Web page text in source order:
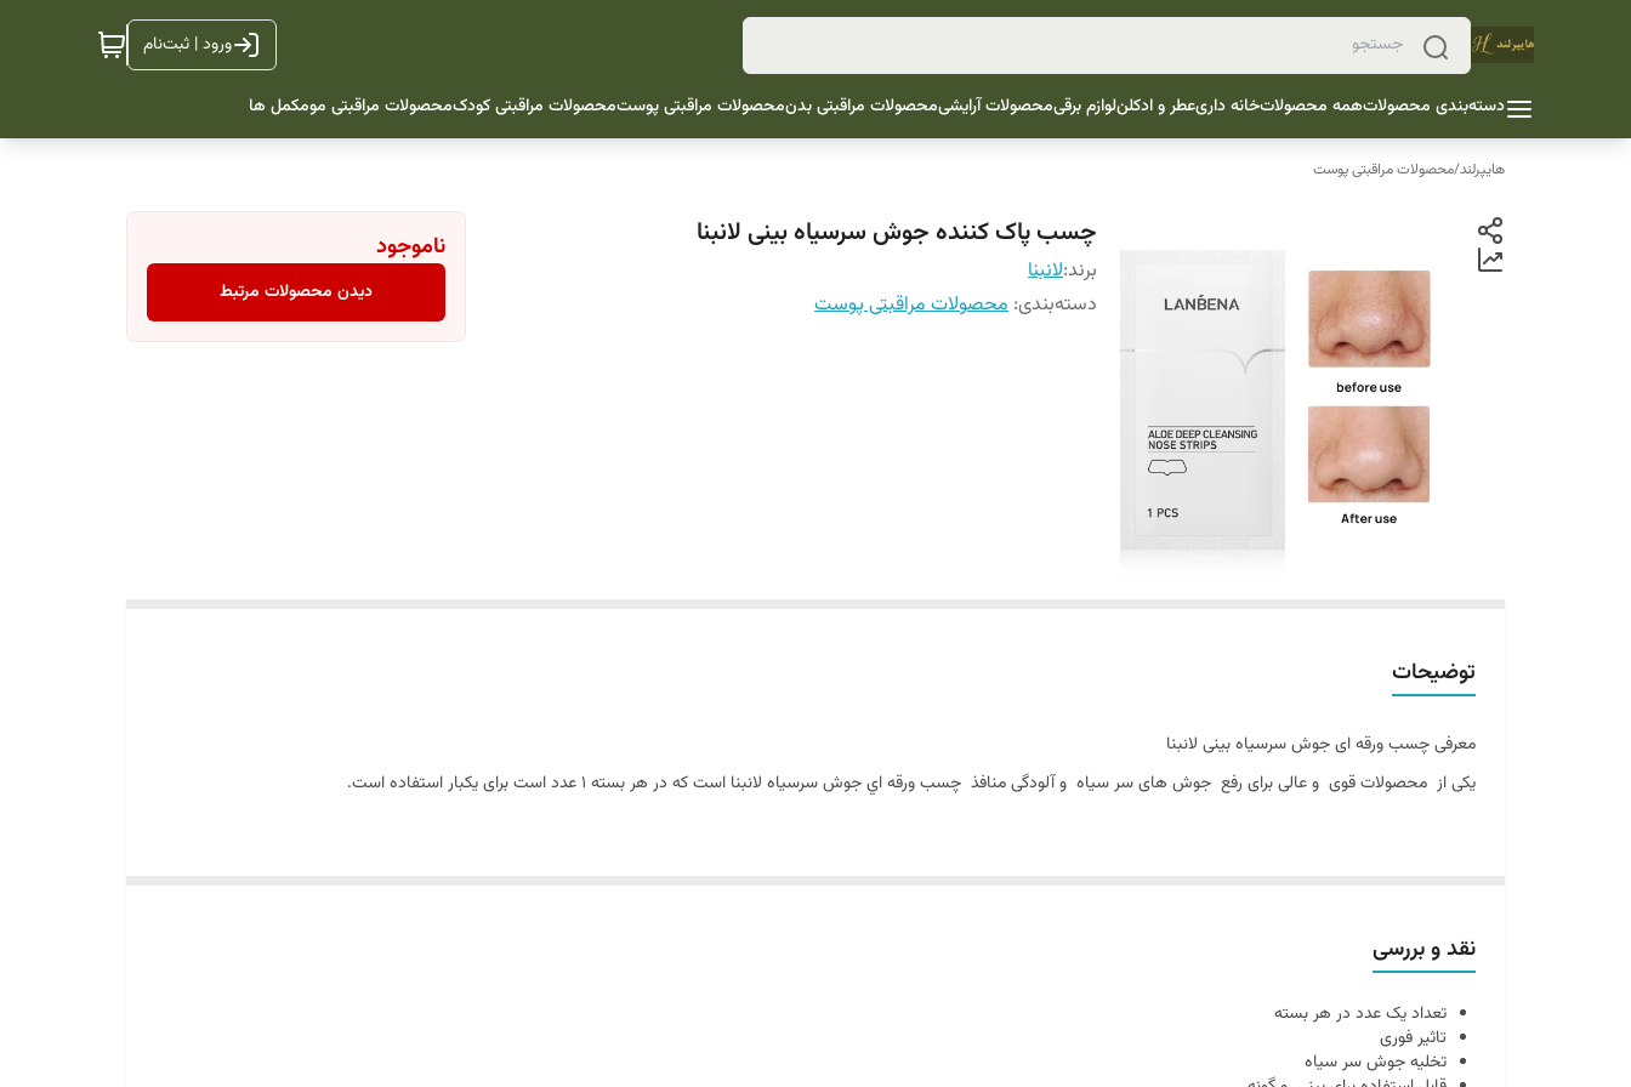
ورود | ثبت‌نام
دسته‌بندی محصولاتهمه محصولاتخانه داریعطر و ادکلنلوازم برقیمحصولات آرایشیمحصولات مراقبتی بدنمحصولات مراقبتی پوستمحصولات مراقبتی کودکمحصولات مراقبتی مومکمل ها
هایپرلند/محصولات مراقبتی پوست
چسب پاک کننده جوش سرسیاه بینی لانبنا
برند:لانبنا
دسته‌بندی: محصولات مراقبتی پوست
ناموجود
دیدن محصولات مرتبط
توضیحات
معرفی چسب ورقه ای جوش سرسیاه بینی لانبنا
یکی از محصولات قوی و عالی برای رفع جوش های سر سیاه و آلودگی منافذ چسب ورقه اي جوش سرسياه لانبنا است که در هر بسته 1 عدد است برای یکبار استفاده است.
دیگر ویژگی چسب جوش سر سیاه ورقه ای
تعداد یک عدد در هر بسته
تاثیر فوری
نقد و بررسی
تعداد یک عدد در هر بسته
تاثیر فوری
تخلیه جوش سر سیاه